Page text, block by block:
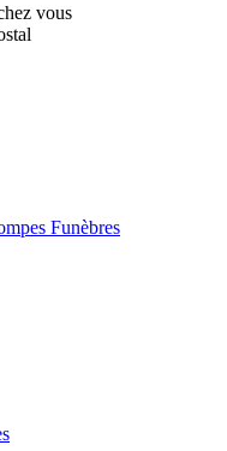
vous
Funèbres